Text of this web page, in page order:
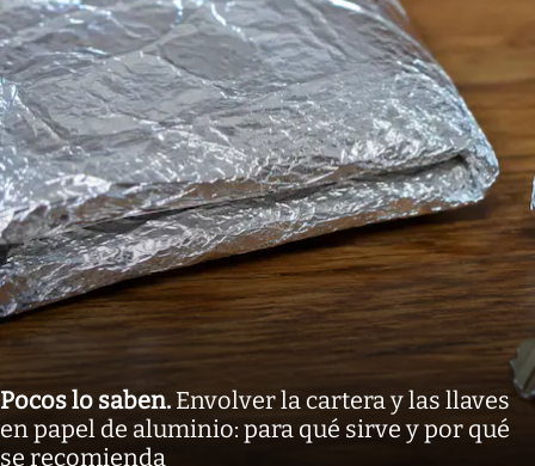
Pocos lo saben. Envolver la cartera y las llaves
en papel de aluminio: para qué sirve y por qué
se recomienda